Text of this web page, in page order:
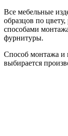
Все мебельные
образцов по
способами
фурнитуры.
Способ монтажа и
выбирается